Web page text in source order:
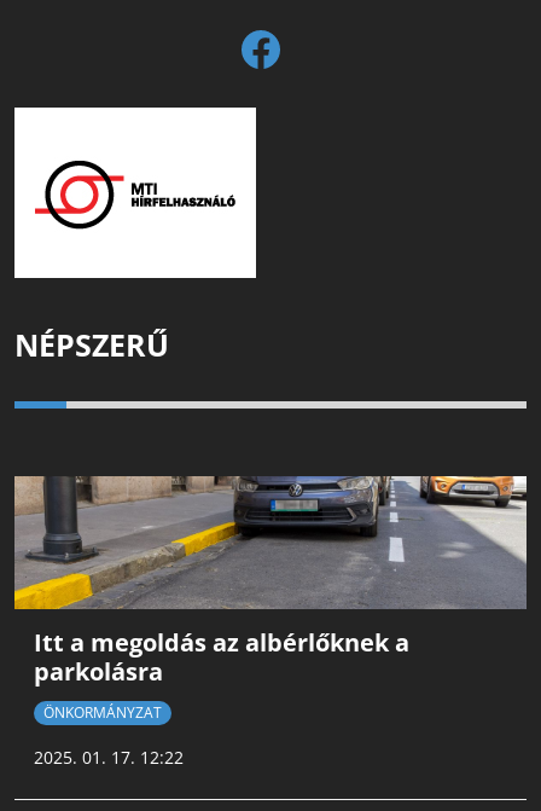
NÉPSZERŰ
Itt a megoldás az albérlőknek a
parkolásra
ÖNKORMÁNYZAT
2025. 01. 17. 12:22